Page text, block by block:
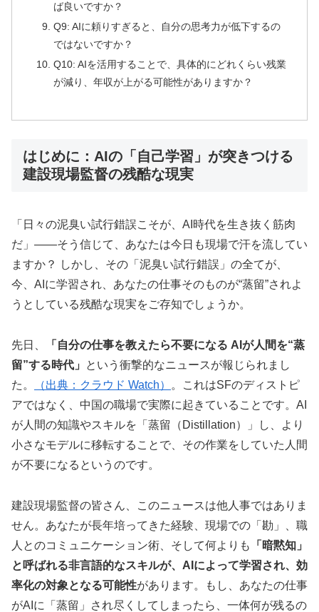
ば良いですか？
Q9: AIに頼りすぎると、自分の思考力が低下するの
ではないですか？
Q10: AIを活用することで、具体的にどれくらい残業
が減り、年収が上がる可能性がありますか？
はじめに：AIの「自己学習」が突きつける
建設現場監督の残酷な現実
「日々の泥臭い試行錯誤こそが、AI時代を生き抜く筋肉
だ」――そう信じて、あなたは今日も現場で汗を流してい
ますか？ しかし、その「泥臭い試行錯誤」の全てが、
今、AIに学習され、あなたの仕事そのものが“蒸留”されよ
うとしている残酷な現実をご存知でしょうか。
先日、
「自分の仕事を教えたら不要になる AIが人間を“蒸
留”する時代」
という衝撃的なニュースが報じられまし
た。
（出典：クラウド Watch）
。これはSFのディストピ
アではなく、中国の職場で実際に起きていることです。AI
が人間の知識やスキルを「蒸留（Distillation）」し、より
小さなモデルに移転することで、その作業をしていた人間
が不要になるというのです。
建設現場監督の皆さん、このニュースは他人事ではありま
せん。あなたが長年培ってきた経験、現場での「勘」、職
人とのコミュニケーション術、そして何よりも
「暗黙知」
と呼ばれる非言語的なスキルが、AIによって学習され、効
率化の対象となる可能性があります。もし、あなたの仕事
がAIに「蒸留」され尽くしてしまったら、一体何が残るの